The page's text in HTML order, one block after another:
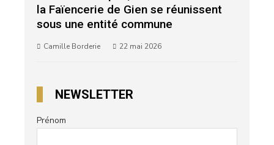
la Faïencerie de Gien se réunissent
sous une entité commune
Camille Borderie 22 mai 2026
NEWSLETTER
Prénom